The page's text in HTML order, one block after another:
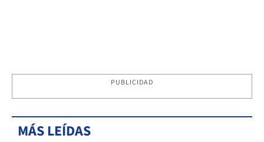
PUBLICIDAD
MÁS LEÍDAS